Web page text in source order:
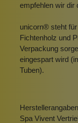
empfehlen wir dir
unicorn® steht
Fichtenholz und
Verpackung
eingespart wird
Tuben).
Spa Vivent